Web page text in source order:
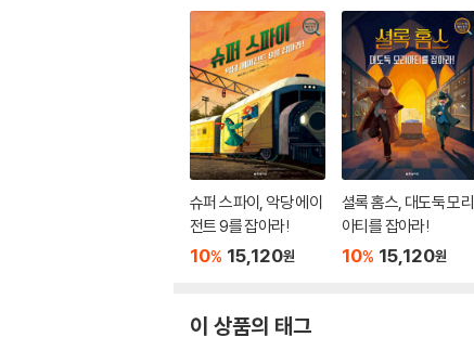
슈퍼 스파이, 악당 에이
전트 9를 잡아라!
10% 15,120원
셜록 홈스, 대도둑 모리
아티를 잡아라!
10% 15,120원
이 상품의 태그